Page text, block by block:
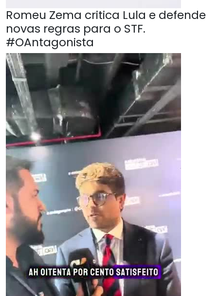
Romeu Zema critica Lula e defende
novas regras para o STF.
#OAntagonista